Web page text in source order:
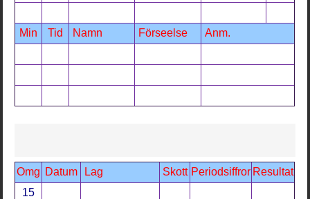
Min Tid Namn Förseelse Anm.
Omg Datum Lag Skott Periodsiffror Resultat
15